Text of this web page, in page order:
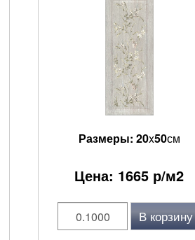
Размеры: 20x50см
Цена: 1665 р/м2
В корзину